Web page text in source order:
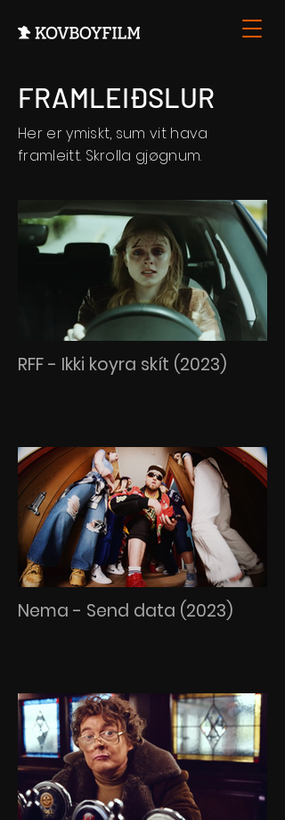
FRAMLEIÐSLUR
Her er ymiskt, sum vit hava
framleitt. Skrolla gjøgnum.
RFF - Ikki koyra skít (2023)
Nema - Send data (2023)